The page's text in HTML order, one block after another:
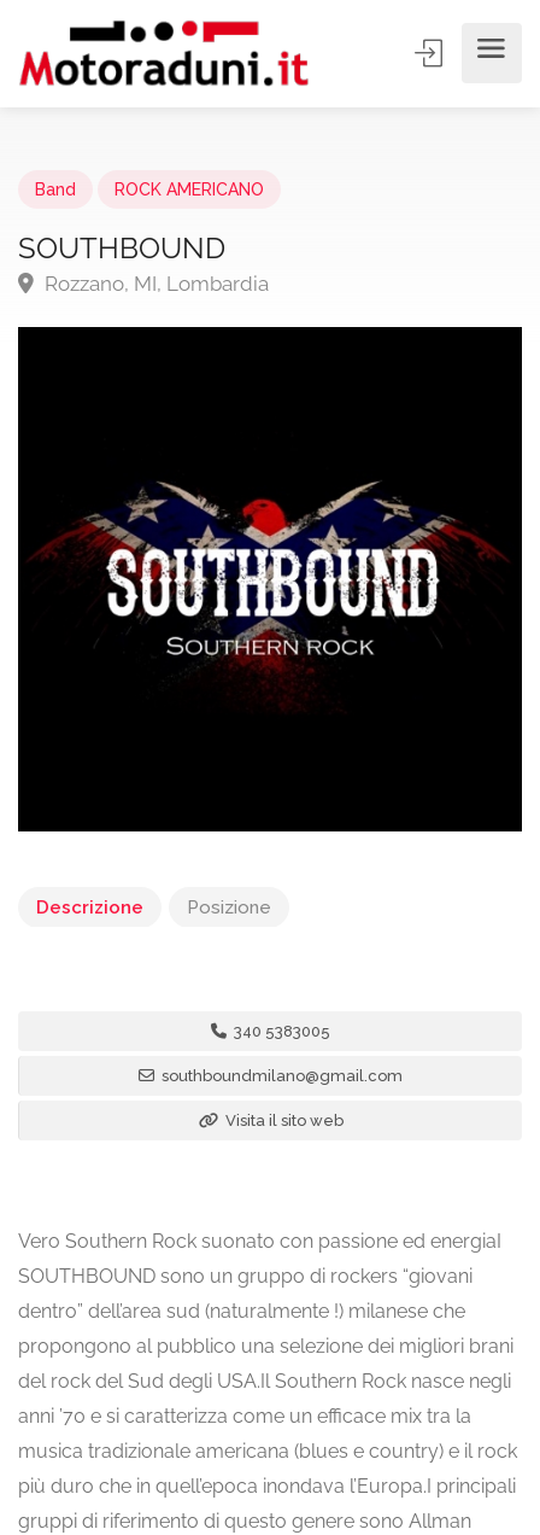
Band ROCK AMERICANO
SOUTHBOUND
Rozzano, MI, Lombardia
Descrizione Posizione
340 5383005
southboundmilano@gmail.com
Visita il sito web
Vero Southern Rock suonato con passione ed energiaI
SOUTHBOUND sono un gruppo di rockers “giovani
dentro” dell’area sud (naturalmente !) milanese che
propongono al pubblico una selezione dei migliori brani
del rock del Sud degli USA.Il Southern Rock nasce negli
anni ’70 e si caratterizza come un efficace mix tra la
musica tradizionale americana (blues e country) e il rock
più duro che in quell’epoca inondava l’Europa.I principali
gruppi di riferimento di questo genere sono Allman